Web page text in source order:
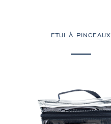
ETUI À PINCEAUX